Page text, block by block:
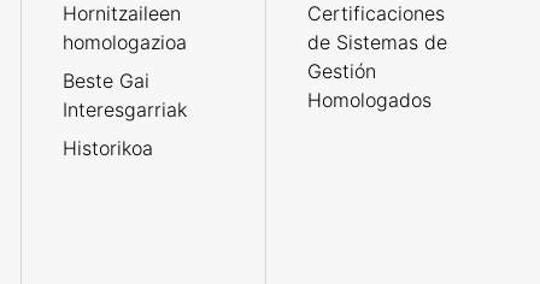
Hornitzaileen
homologazioa
Beste Gai
Interesgarriak
Historikoa
Certificaciones
de Sistemas de
Gestión
Homologados